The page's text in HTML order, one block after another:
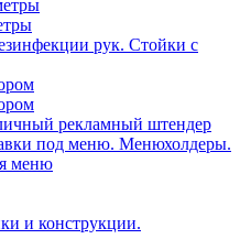
рук. Стойки с
рекламный штендер
под меню. Менюхолдеры.
меню
и конструкции.